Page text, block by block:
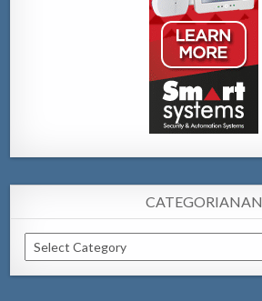
CATEGORIANAN
Categorianan